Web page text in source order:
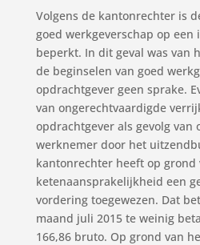
Volgens de kantonrechter is
goed werkgeverschap op een
beperkt. In dit geval was van
de beginselen van goed
opdrachtgever geen sprake.
van ongerechtvaardigde
opdrachtgever als gevolg van
werknemer door het
kantonrechter heeft op grond
ketenaansprakelijkheid een
vordering toegewezen. Dat
maand juli 2015 te weinig
166,86 bruto. Op grond van